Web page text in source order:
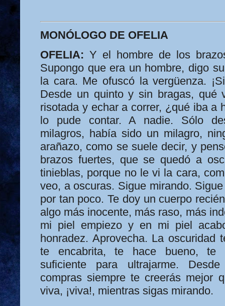
MONÓLOGO DE OFELIA
OFELIA: Y el hombre de los
Supongo que era un hombre, digo
la cara. Me ofuscó la vergüenza.
Desde un quinto y sin bragas, qué
risotada y echar a correr, ¿qué iba a
lo pude contar. A nadie. Sólo
milagros, había sido un milagro,
arañazo, como se suele decir, y
brazos fuertes, que se quedó a
tinieblas, porque no le vi la cara,
veo, a oscuras. Sigue mirando.
por tan poco. Te doy un cuerpo
algo más inocente, más raso, más
mi piel empiezo y en mi piel
honradez. Aprovecha. La oscuridad
te encabrita, te hace bueno, te
suficiente para ultrajarme.
compras siempre te creerás mejor
viva, ¡viva!, mientras sigas mirando.